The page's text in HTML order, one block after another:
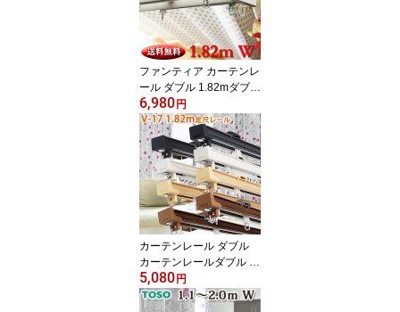
光性有り 継目がない定尺
カーテンレール 基本は正
面付タイプ
ファンティア カーテンレ
ール ダブル 1.82mダブル
サイドカバー仕様 タチカ
ワブラインド 日本製 ダ
ブルレール 定尺 送料無
料 継目がない定尺カーテ
ンレール 長さカット無料
片開への仕様変更無料 正
面付・天井付・L型選択
可能
6,980円
カーテンレール ダブル
カーテンレールダブル タ
チカワブラインド 17mm
角型 V17 1.82m 定尺レ
5,080円